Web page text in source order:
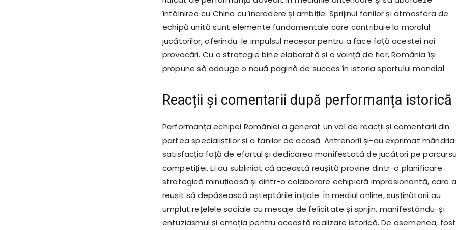
întâlnirea cu China cu încredere și ambiție. Sprijinul fanilor și atmosfera de
echipă unită sunt elemente fundamentale care contribuie la moralul
jucătorilor, oferindu-le impulsul necesar pentru a face față acestei noi
provocări. Cu o strategie bine elaborată și o voință de fier, România își
propune să adauge o nouă pagină de succes în istoria sportului mondial.
Reacții și comentarii după performanța istorică
Performanța echipei României a generat un val de reacții și comentarii din
partea specialiștilor și a fanilor de acasă. Antrenorii și-au exprimat mândria
satisfacția față de efortul și dedicarea manifestată de jucători pe
competiției. Ei au subliniat că această reușită provine dintr-o planificare
strategică minuțioasă și dintr-o colaborare echipieră impresionantă, care a
reușit să depășească așteptările inițiale. În mediul online, susținătorii au
umplut rețelele sociale cu mesaje de felicitate și sprijin, manifestându-și
entuziasmul și emoția pentru această realizare istorică. De asemenea,